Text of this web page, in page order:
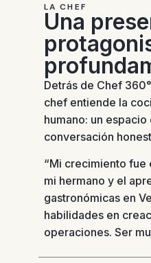
LA CHEF
Una
Detrás de Chef
chef entiende la
humano: un
conversación
“Mi crecimiento fue
mi hermano y el
gastronómicas en
habilidades en
operaciones. Ser